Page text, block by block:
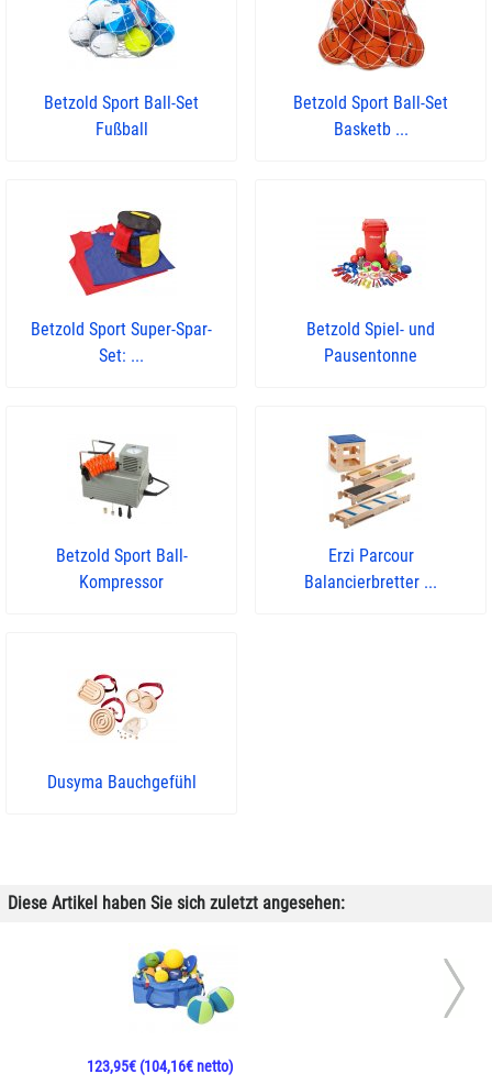
Betzold Sport Ball-Set
Fußball
Betzold Sport Ball-Set
Basketb ...
Betzold Sport Super-Spar-
Set: ...
Betzold Spiel- und
Pausentonne
Betzold Sport Ball-
Kompressor
Erzi Parcour
Balancierbretter ...
Dusyma Bauchgefühl
Diese Artikel haben Sie sich zuletzt angesehen:
123,95€(104,16€ netto)